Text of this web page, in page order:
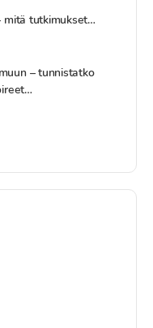
mitä tutkimukset…
– tunnistatko